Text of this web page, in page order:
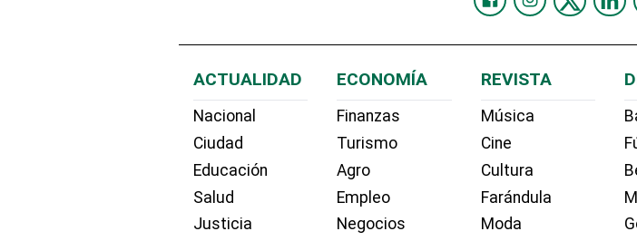
ACTUALIDAD
Nacional
Ciudad
Educación
Salud
Justicia
ECONOMÍA
Finanzas
Turismo
Agro
Empleo
Negocios
REVISTA
Música
Cine
Cultura
Farándula
Moda